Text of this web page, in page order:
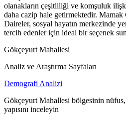
olanakların çeşitliliği ve komşuluk
daha cazip hale getirmektedir. Mamak
Daireler, sosyal hayatın merkezinde
tercih edenler için ideal bir seçenek
Gökçeyurt Mahallesi
Analiz ve Araştırma Sayfaları
Demografi Analizi
Gökçeyurt Mahallesi bölgesinin
yapısını inceleyin